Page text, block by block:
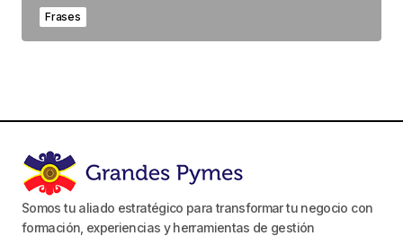
Frases
Somos tu aliado estratégico para transformar tu negocio con
formación, experiencias y herramientas de gestión